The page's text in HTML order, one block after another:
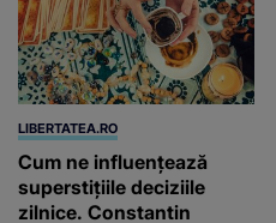
LIBERTATEA.RO
Cum ne influențează
superstițiile deciziile
zilnice. Constantin